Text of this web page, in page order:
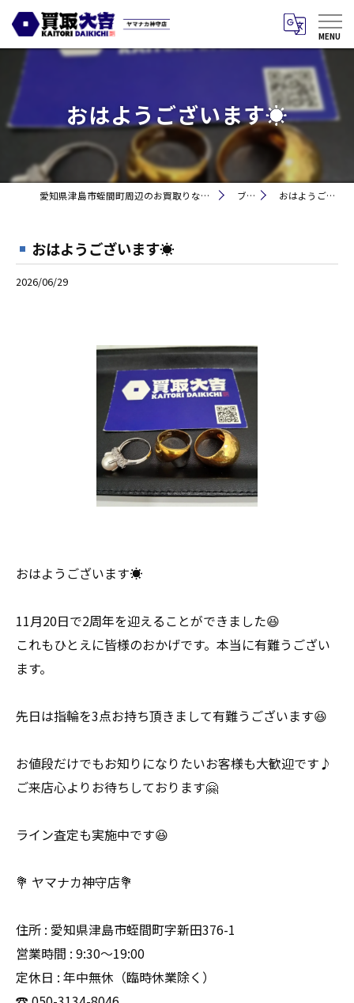
おはようございます☀
愛知県津島市蛭間町周辺のお買取りなら買取大吉 ヤマナカ神守店 ブログ おはようございます☀
おはようございます☀
2026/06/29
おはようございます☀
11月20日で2周年を迎えることができました😆
これもひとえに皆様のおかげです。本当に有難うござい
ます。
先日は指輪を3点お持ち頂きまして有難うございます😆
お値段だけでもお知りになりたいお客様も大歓迎です♪
ご来店心よりお待ちしております🤗
ライン査定も実施中です😆
💐 ヤマナカ神守店💐
住所 : 愛知県津島市蛭間町字新田376-1
営業時間 : 9:30〜19:00
定休日 : 年中無休（臨時休業除く）